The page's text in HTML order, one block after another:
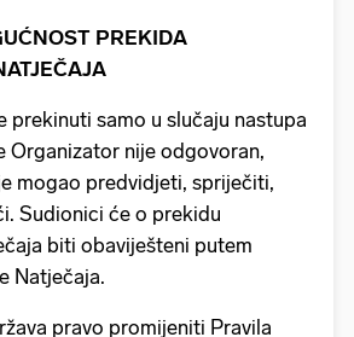
PREKIDA
prekinuti samo u slučaju nastupa
Organizator nije odgovoran,
mogao predvidjeti, spriječiti,
Sudionici će o prekidu
biti obaviješteni putem
Natječaja.
pravo promijeniti Pravila